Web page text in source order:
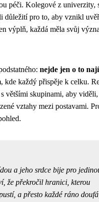
péči. Kolegové z univerzity,
důležití pro to, aby vznikl
výplň, každá měla svůj
nejde jen o to
, kde každý přispěje k celku.
většími skupinami, aby
vztahy mezi postavami.
a jeho srdce bije pro
že překročil hranici, kterou
a přesto každé ráno